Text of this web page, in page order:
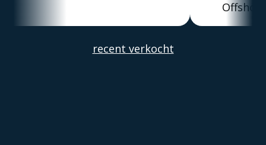
recent verkocht